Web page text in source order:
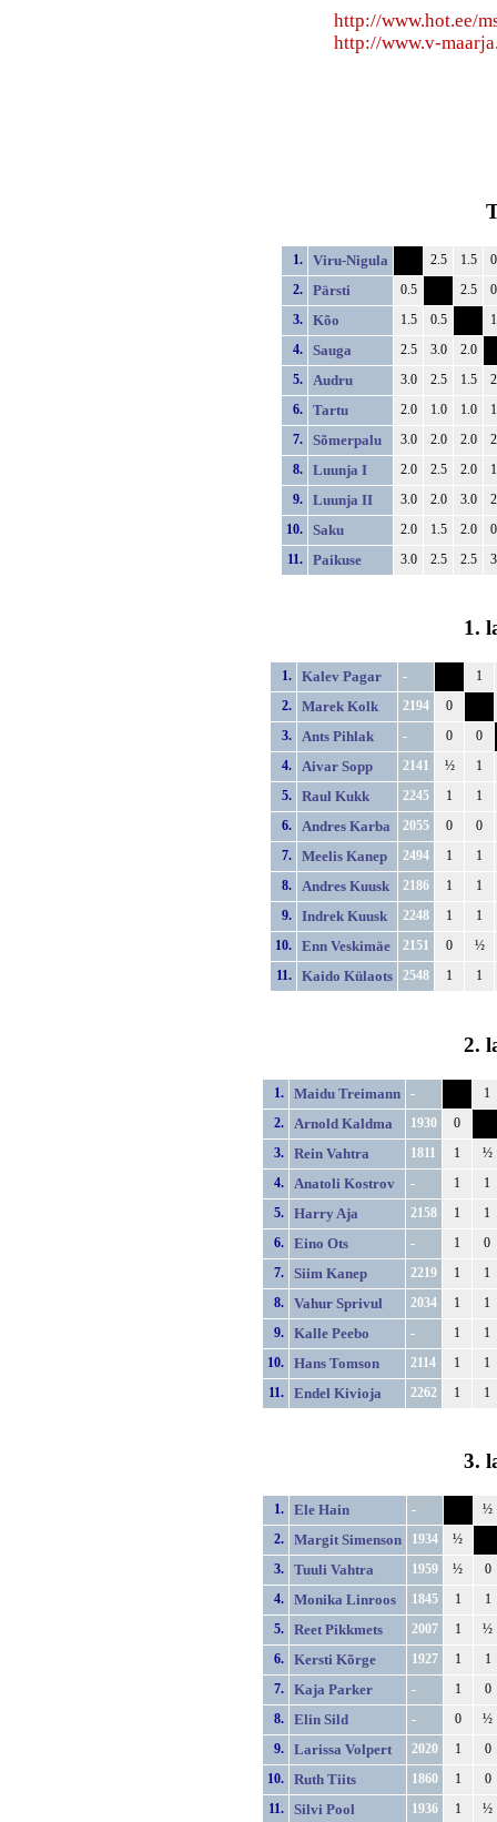
http://www.hot.ee/
http://www.v-
1. Viru-Nigula 2.5 1.5
2.
Pärsti 0.5 2.5
3.
Kõo 1.5 0.5
4.
Sauga 2.5 3.0
2.0
5.
Audru 3.0 2.5 1.5
6.
Tartu 2.0 1.0 1.0
7.
Sõmerpalu 3.0 2.0 2.0
8.
Luunja I 2.0 2.5 2.0
9.
Luunja II 3.0 2.0 3.0
10.
Saku 2.0 1.5 2.0
11.
Paikuse 3.0 2.5 2.5
1.
1. Kalev Pagar -
1
2.
Marek Kolk 2194
0
3.
Ants Pihlak - 0
0
4.
Aivar Sopp 2141 ½
1
5.
Raul Kukk 2245 1
1
6.
Andres Karba 2055 0
0
7.
Meelis Kanep 2494 1
1
8.
Andres Kuusk 2186 1
1
9.
Indrek Kuusk 2248 1
1
10.
Enn Veskimäe 2151 0
½
11.
Kaido Külaots 2548 1 1
2.
1. Maidu Treimann -
1
2.
Arnold Kaldma 1930
0
3.
Rein Vahtra 1811 1
½
4.
Anatoli Kostrov - 1
1
5.
Harry Aja 2158 1
1
6.
Eino Ots - 1
0
7.
Siim Kanep 2219 1
1
8.
Vahur Sprivul 2034 1
1
9.
Kalle Peebo - 1
1
10.
Hans Tomson 2114 1
1
11.
Endel Kivioja 2262 1 1
3.
1. Ele Hain -
½
2.
Margit Simenson 1934
½
3.
Tuuli Vahtra 1959 ½
0
4.
Monika Linroos 1845 1
1
5.
Reet Pikkmets 2007 1
½
6.
Kersti Kõrge 1927 1
1
7.
Kaja Parker - 1
0
8.
Elin Sild - 0
½
9.
Larissa Volpert 2020 1
0
10.
Ruth Tiits 1860 1
0
11.
Silvi Pool 1936 1 ½